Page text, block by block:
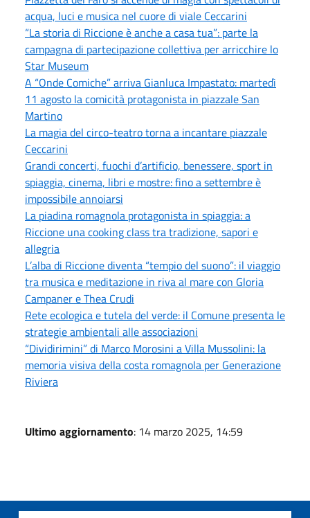
acqua, luci e musica nel cuore di viale Ceccarini
“La storia di Riccione è anche a casa tua”: parte la
campagna di partecipazione collettiva per arricchire lo
Star Museum
A “Onde Comiche” arriva Gianluca Impastato: martedì
11 agosto la comicità protagonista in piazzale San
Martino
La magia del circo-teatro torna a incantare piazzale
Ceccarini
Grandi concerti, fuochi d’artificio, benessere, sport in
spiaggia, cinema, libri e mostre: fino a settembre è
impossibile annoiarsi
La piadina romagnola protagonista in spiaggia: a
Riccione una cooking class tra tradizione, sapori e
allegria
L’alba di Riccione diventa “tempio del suono”: il viaggio
tra musica e meditazione in riva al mare con Gloria
Campaner e Thea Crudi
Rete ecologica e tutela del verde: il Comune presenta le
strategie ambientali alle associazioni
“Dividirimini” di Marco Morosini a Villa Mussolini: la
memoria visiva della costa romagnola per Generazione
Riviera
Ultimo aggiornamento: 14 marzo 2025, 14:59